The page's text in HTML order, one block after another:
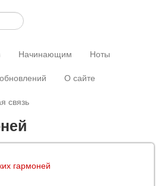
Начинающим
Ноты
О сайте
связь
гармоней